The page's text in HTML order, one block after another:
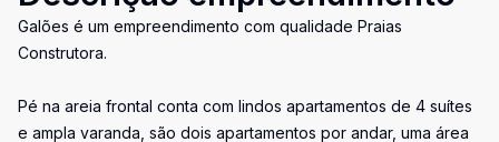
Galões é um empreendimento com qualidade Praias
Construtora.
Pé na areia frontal conta com lindos apartamentos de 4 suítes
e ampla varanda, são dois apartamentos por andar, uma área